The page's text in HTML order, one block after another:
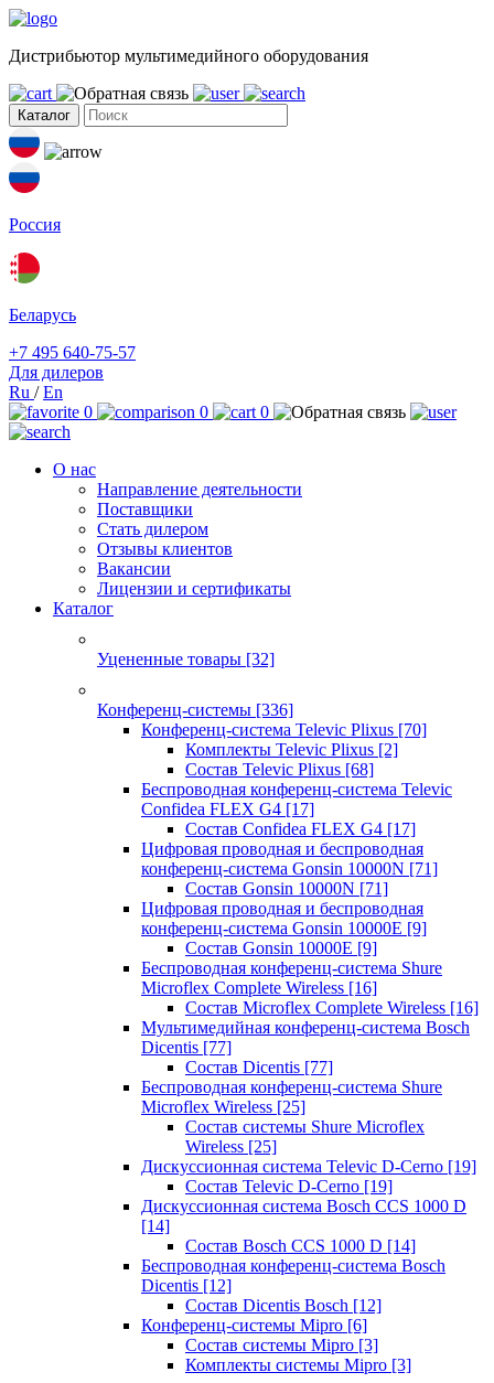
Дистрибьютор мультимедийного оборудования
Каталог
Россия
Беларусь
+7 495 640-75-57
Для дилеров
Ru /En
0
0 0
О нас
Направление деятельности
Поставщики
Стать дилером
Отзывы клиентов
Вакансии
Лицензии и сертификаты
Каталог
Уцененные товары [32]
Конференц-системы [336]
Конференц-система Televic Plixus [70]
Комплекты Televic Plixus [2]
Состав Televic Plixus [68]
Беспроводная конференц-система Televic
Confidea FLEX G4 [17]
Состав Confidea FLEX G4 [17]
Цифровая проводная и беспроводная
конференц-система Gonsin 10000N [71]
Состав Gonsin 10000N [71]
Цифровая проводная и беспроводная
конференц-система Gonsin 10000E [9]
Состав Gonsin 10000E [9]
Беспроводная конференц-система Shure
Microflex Complete Wireless [16]
Состав Microflex Complete Wireless [16]
Мультимедийная конференц-система Bosch
Dicentis [77]
Состав Dicentis [77]
Беспроводная конференц-система Shure
Microflex Wireless [25]
Состав системы Shure Microflex
Wireless [25]
Дискуссионная система Televic D-Cerno [19]
Состав Televic D-Cerno [19]
Дискуссионная система Bosch CCS 1000 D
[14]
Состав Bosch CCS 1000 D [14]
Беспроводная конференц-система Bosch
Dicentis [12]
Состав Dicentis Bosch [12]
Конференц-системы Mipro [6]
Состав системы Mipro [3]
Комплекты системы Mipro [3]